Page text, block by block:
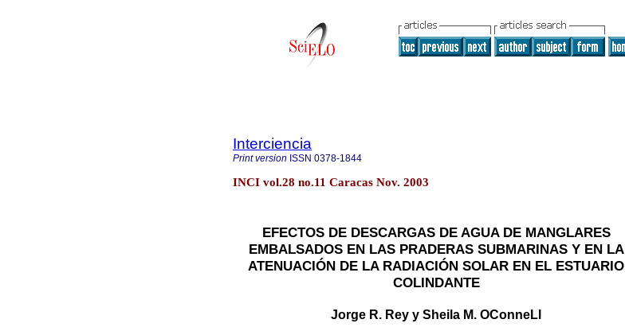
Interciencia
Print version ISSN 0378-1844
INCI vol.28 no.11 Caracas Nov. 2003
EFECTOS DE DESCARGAS DE AGUA DE MANGLARES
EMBALSADOS EN LAS PRADERAS SUBMARINAS Y EN LA
ATENUACIÓN DE LA RADIACIÓN SOLAR EN EL ESTUARIO
COLINDANTE
Jorge R. Rey y Sheila M. OConneLl